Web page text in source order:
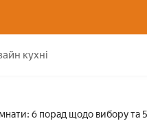
кухні
6 порад щодо вибору та